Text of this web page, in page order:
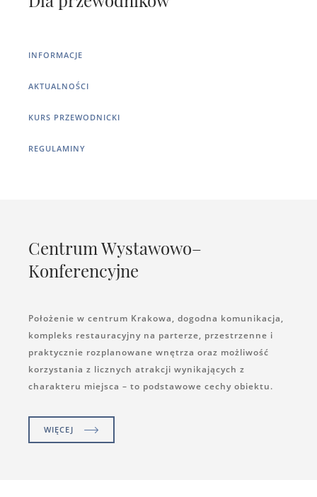
INFORMACJE
AKTUALNOŚCI
KURS PRZEWODNICKI
REGULAMINY
Centrum Wystawowo–
Konferencyjne
Położenie w centrum Krakowa, dogodna komunikacja,
kompleks restauracyjny na parterze, przestrzenne i
praktycznie rozplanowane wnętrza oraz możliwość
korzystania z licznych atrakcji wynikających z
charakteru miejsca – to podstawowe cechy obiektu.
WIĘCEJ